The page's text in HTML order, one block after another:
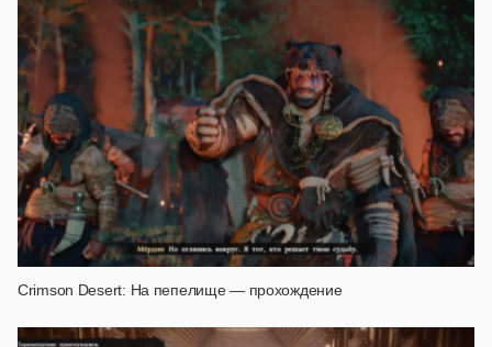
Crimson Desert: На пепелище — прохождение